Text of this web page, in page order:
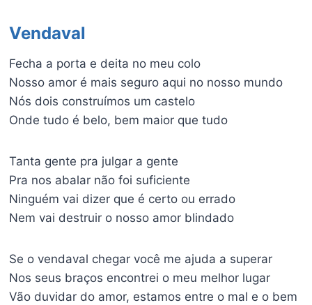
Vendaval
Fecha a porta e deita no meu colo
Nosso amor é mais seguro aqui no nosso mundo
Nós dois construímos um castelo
Onde tudo é belo, bem maior que tudo
Tanta gente pra julgar a gente
Pra nos abalar não foi suficiente
Ninguém vai dizer que é certo ou errado
Nem vai destruir o nosso amor blindado
Se o vendaval chegar você me ajuda a superar
Nos seus braços encontrei o meu melhor lugar
Vão duvidar do amor, estamos entre o mal e o bem